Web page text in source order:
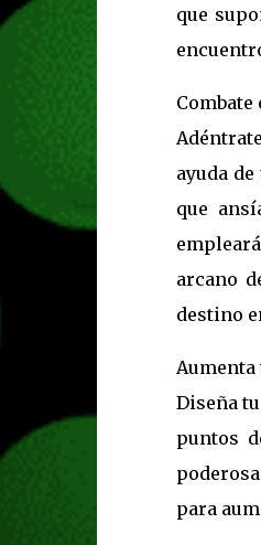
que
ayuda
que
arcano
destino
Aumenta
Diseña
puntos
para